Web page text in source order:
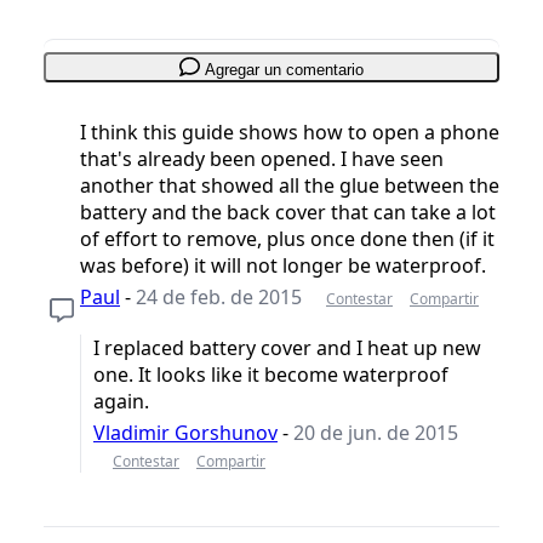
Agregar un comentario
I think this guide shows how to open a phone
that's already been opened. I have seen
another that showed all the glue between the
battery and the back cover that can take a lot
of effort to remove, plus once done then (if it
was before) it will not longer be waterproof.
Paul -24 de feb. de 2015 Contestar Compartir
I replaced battery cover and I heat up new
one. It looks like it become waterproof
again.
Vladimir Gorshunov-20 de jun. de 2015
Contestar Compartir